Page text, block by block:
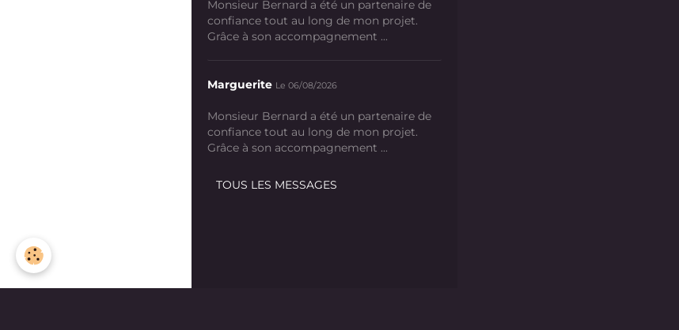
Monsieur Bernard a été un partenaire de
confiance tout au long de mon projet.
Grâce à son accompagnement ...
Marguerite Le 06/08/2026
Monsieur Bernard a été un partenaire de
confiance tout au long de mon projet.
Grâce à son accompagnement ...
TOUS LES MESSAGES